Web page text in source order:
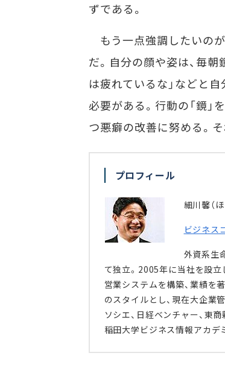
ずである。
もう一点強調したいの
だ。自分の顔や姿は、毎朝
は疲れているな」などと
必要がある。行動の「鏡
つ悪癖の改善に努める。
プロフィール
細川馨（
ビジネス
外資系生
て独立。2005年に当社を設立
営業システムを構築、業績を
のスタイルとし、現在大企業
ソシエ、日経ベンチャー、東
稲田大学ビジネス情報アカデ